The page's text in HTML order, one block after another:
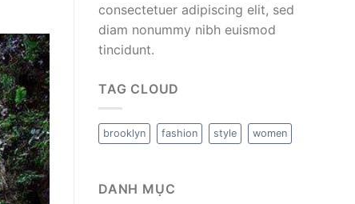
consectetuer adipiscing elit, sed
diam nonummy nibh euismod
tincidunt.
TAG CLOUD
brooklyn fashion style women
DANH MỤC